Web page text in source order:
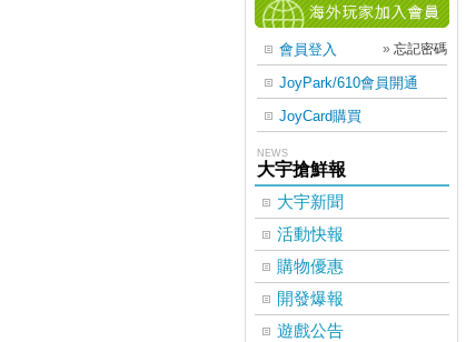
會員登入 » 忘記密碼
JoyPark/610會員開通
JoyCard購買
NEWS
大宇搶鮮報
大宇新聞
活動快報
購物優惠
開發爆報
遊戲公告